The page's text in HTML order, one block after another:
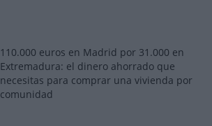
110.000 euros en Madrid por 31.000 en
Extremadura: el dinero ahorrado que
necesitas para comprar una vivienda por
comunidad